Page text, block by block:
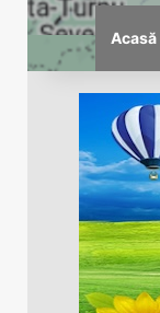
Acasă